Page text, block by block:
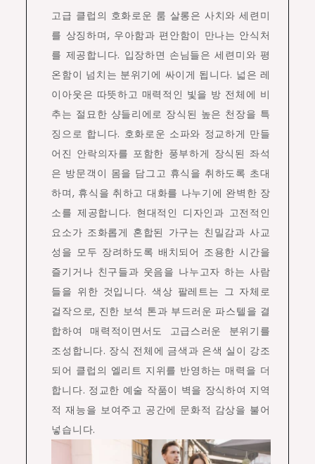
고급 클럽의 호화로운 룸 살롱은 사치와 세련미
를 상징하며, 우아함과 편안함이 만나는 안식처
를 제공합니다. 입장하면 손님들은 세련미와 평
온함이 넘치는 분위기에 싸이게 됩니다. 넓은 레
이아웃은 따뜻하고 매력적인 빛을 방 전체에 비
추는 절묘한 샹들리에로 장식된 높은 천장을 특
징으로 합니다. 호화로운 소파와 정교하게 만들
어진 안락의자를 포함한 풍부하게 장식된 좌석
은 방문객이 몸을 담그고 휴식을 취하도록 초대
하며, 휴식을 취하고 대화를 나누기에 완벽한 장
소를 제공합니다. 현대적인 디자인과 고전적인
요소가 조화롭게 혼합된 가구는 친밀감과 사교
성을 모두 장려하도록 배치되어 조용한 시간을
즐기거나 친구들과 웃음을 나누고자 하는 사람
들을 위한 것입니다. 색상 팔레트는 그 자체로
걸작으로, 진한 보석 톤과 부드러운 파스텔을 결
합하여 매력적이면서도 고급스러운 분위기를
조성합니다. 장식 전체에 금색과 은색 실이 강조
되어 클럽의 엘리트 지위를 반영하는 매력을 더
합니다. 정교한 예술 작품이 벽을 장식하여 지역
적 재능을 보여주고 공간에 문화적 감상을 불어
넣습니다.